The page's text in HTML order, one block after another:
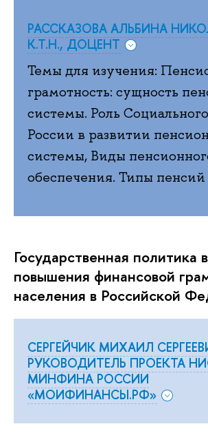
РАССКАЗОВА АЛЬБИНА
К.Т.Н., ДОЦЕНТ
Темы для изучения:
грамотность: сущность
системы. Роль
России в развитии
системы, Виды
обеспечения. Типы пенсий
Государственная политика
повышения финансовой
населения в Российской
СЕРГЕЙЧИК МИХАИЛ
РУКОВОДИТЕЛЬ ПРОЕКТА
МИНФИНА РОССИИ
«МОИФИНАНСЫ.РФ»